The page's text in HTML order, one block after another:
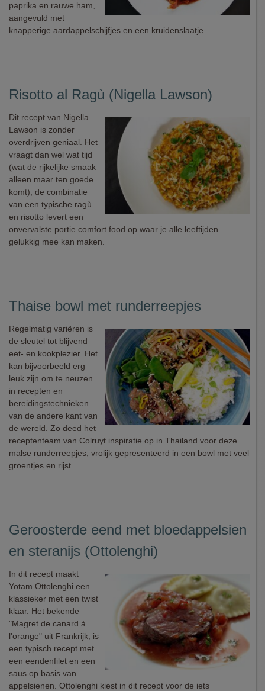
paprika en rauwe ham,
aangevuld met
knapperige aardappelschijfjes en een kruidenslaatje.
Risotto al Ragù (Nigella Lawson)
Dit recept van Nigella
Lawson is zonder
overdrijven geniaal. Het
vraagt dan wel wat tijd
(wat de rijkelijke smaak
alleen maar ten goede
komt), de combinatie
van een typische ragù
en risotto levert een
onvervalste portie comfort food op waar je alle leeftijden
gelukkig mee kan maken.
Thaise bowl met runderreepjes
Regelmatig variëren is
de sleutel tot blijvend
eet- en kookplezier. Het
kan bijvoorbeeld erg
leuk zijn om te neuzen
in recepten en
bereidingstechnieken
van de andere kant van
de wereld. Zo deed het
receptenteam van Colruyt inspiratie op in Thailand voor deze
malse runderreepjes, vrolijk gepresenteerd in een bowl met veel
groentjes en rijst.
Geroosterde eend met bloedappelsien
en steranijs (Ottolenghi)
In dit recept maakt
Yotam Ottolenghi een
klassieker met een twist
klaar. Het bekende
"Magret de canard à
l'orange" uit Frankrijk, is
een typisch recept met
een eendenfilet en een
saus op basis van
appelsienen. Ottolenghi kiest in dit recept voor de iets